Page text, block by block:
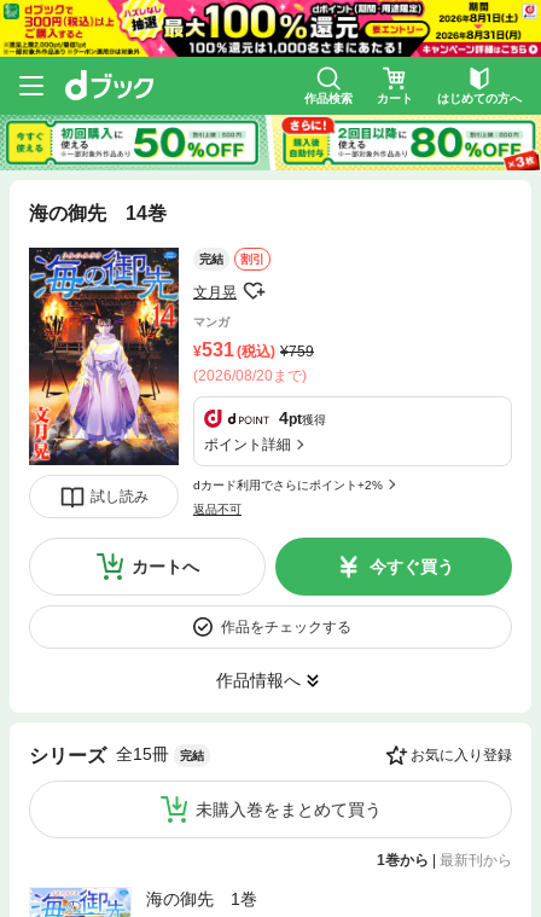
作品検索 カート はじめての方へ
海の御先 14巻
試し読み
完結 割引
文月晃
マンガ
531(税込)
759
(2026/08/20まで)
4pt獲得
ポイント詳細
dカード利用でさらにポイント+2%
返品不可
カートへ 今すぐ買う
作品をチェックする
作品情報へ
シリーズ 全15冊 完結 お気に入り登録
未購入巻をまとめて買う
1巻から | 最新刊から
海の御先 1巻